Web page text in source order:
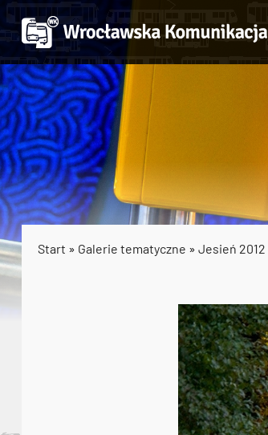
Start » Galerie tematyczne » Jesień 2012